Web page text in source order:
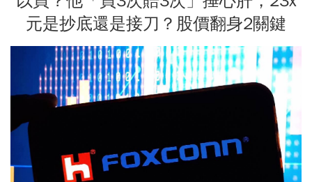
元是抄底還是接刀？股價翻身2關鍵